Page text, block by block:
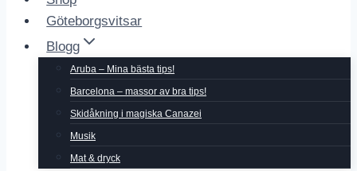
Göteborgsvitsar
Blogg
Aruba – Mina bästa tips!
Barcelona – massor av bra tips!
Skidåkning i magiska Canazei
Musik
Mat & dryck